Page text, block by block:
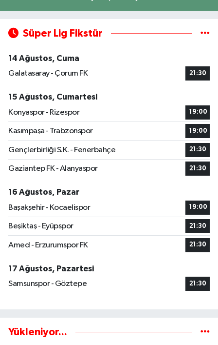
Süper Lig Fikstür
14 Ağustos, Cuma
Galatasaray - Çorum FK
21:30
15 Ağustos, Cumartesi
Konyaspor - Rizespor
19:00
Kasımpaşa - Trabzonspor 19:00
Gençlerbirliği S.K. - Fenerbahçe 21:30
Gaziantep FK - Alanyaspor 21:30
16 Ağustos, Pazar
Başakşehir - Kocaelispor
19:00
Beşiktaş - Eyüpspor 21:30
Amed - Erzurumspor FK 21:30
17 Ağustos, Pazartesi
Samsunspor - Göztepe
21:30
Yükleniyor...